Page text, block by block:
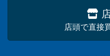
店頭で直接